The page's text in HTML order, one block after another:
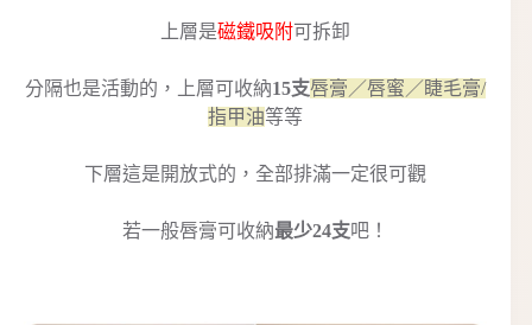
上層是磁鐵吸附可拆卸
分隔也是活動的，上層可收納15支唇膏／唇蜜／睫毛膏/
指甲油等等
下層這是開放式的，全部排滿一定很可觀
若一般唇膏可收納最少24支吧！